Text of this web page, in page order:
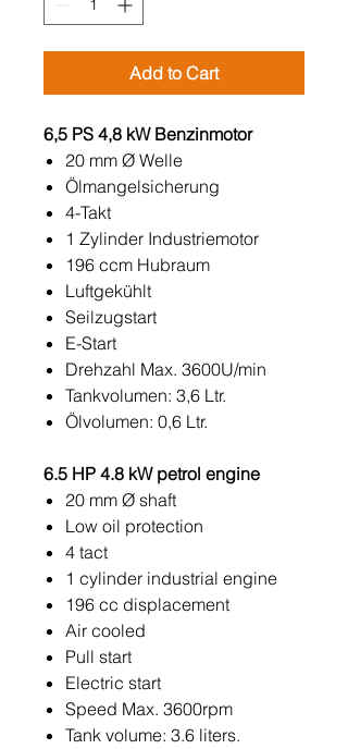
Add to Cart
6,5 PS 4,8 kW Benzinmotor
20 mm Ø Welle
Ölmangelsicherung
4-Takt
1 Zylinder Industriemotor
196 ccm Hubraum
Luftgekühlt
Seilzugstart
E-Start
Drehzahl Max. 3600U/min
Tankvolumen: 3,6 Ltr.
Ölvolumen: 0,6 Ltr.
6.5 HP 4.8 kW petrol engine
20 mm Ø shaft
Low oil protection
4 tact
1 cylinder industrial engine
196 cc displacement
Air cooled
Pull start
Electric start
Speed ​​Max. 3600rpm
Tank volume: 3.6 liters.